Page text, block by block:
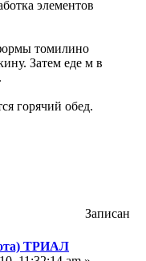
элементов
томилино
Затем еде м в
горячий обед.
Записан
ТРИАЛ